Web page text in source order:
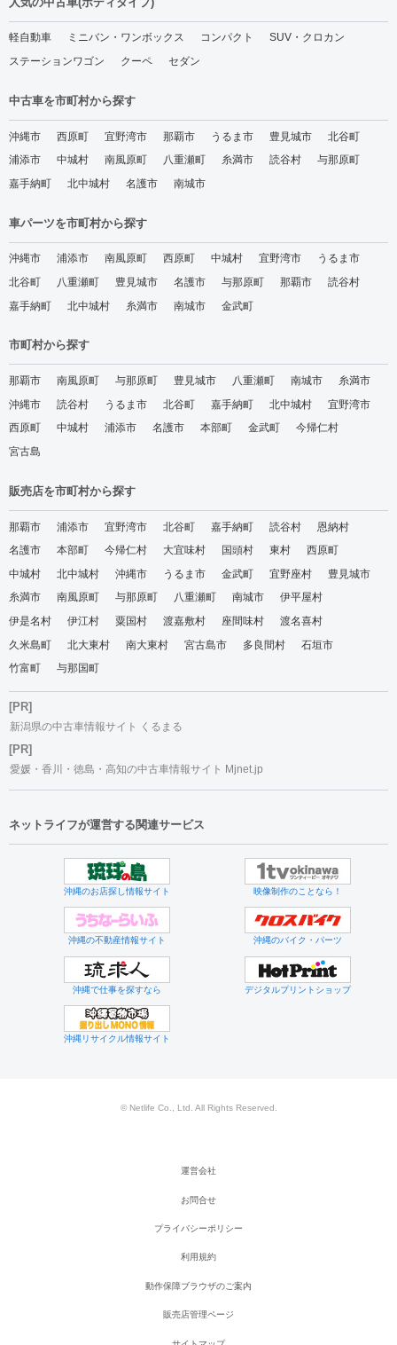
軽自動車 ミニバン・ワンボックス コンパクト
SUV・クロカン
ステーションワゴン
クーペ セダン
中古車を市町村から探す
沖縄市 西原町 宜野湾市 那覇市 うるま市 豊見城市
北谷町
浦添市
中城村 南風原町 八重瀬町 糸満市 読谷村
与那原町
嘉手納町
北中城村 名護市 南城市
車パーツを市町村から探す
沖縄市 浦添市 南風原町 西原町 中城村 宜野湾市
うるま市
北谷町
八重瀬町 豊見城市 名護市 与那原町 那覇市
読谷村
嘉手納町
北中城村 糸満市 南城市 金武町
市町村から探す
那覇市 南風原町 与那原町 豊見城市 八重瀬町 南城市
糸満市
沖縄市
読谷村 うるま市 北谷町 嘉手納町 北中城村
宜野湾市
西原町
中城村 浦添市 名護市 本部町 金武町
今帰仁村
宮古島
販売店を市町村から探す
那覇市 浦添市 宜野湾市 北谷町 嘉手納町 読谷村
恩納村
名護市
本部町 今帰仁村 大宜味村 国頭村 東村
西原町
中城村
北中城村 沖縄市 うるま市 金武町 宜野座村
豊見城市
糸満市
南風原町 与那原町 八重瀬町 南城市
伊平屋村
伊是名村
伊江村 粟国村 渡嘉敷村 座間味村
渡名喜村
久米島町
北大東村 南大東村 宮古島市 多良間村
石垣市
竹富町
与那国町
[PR]
新潟県の中古車情報サイト くるまる
[PR]
愛媛・香川・徳島・高知の中古車情報サイト Mjnet.jp
ネットライフが運営する関連サービス
沖縄のお店探し情報サイト 映像制作のことなら！
沖縄の不動産情報サイト 沖縄のバイク・パーツ
沖縄で仕事を探すなら デジタルプリントショップ
沖縄リサイクル情報サイト
© Netlife Co., Ltd. All Rights Reserved.
運営会社
お問合せ
プライバシーポリシー
利用規約
動作保障ブラウザのご案内
販売店管理ページ